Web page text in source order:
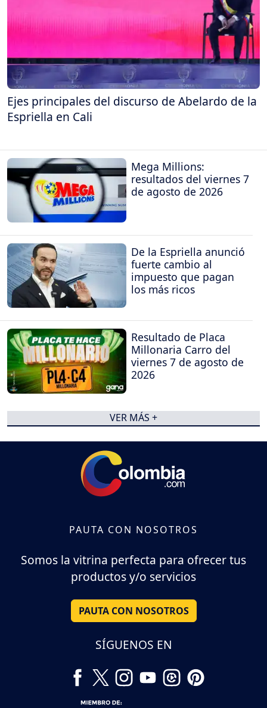
Ejes principales del discurso de Abelardo de la
Espriella en Cali
Mega Millions:
resultados del viernes 7
de agosto de 2026
De la Espriella anunció
fuerte cambio al
impuesto que pagan
los más ricos
Resultado de Placa
Millonaria Carro del
viernes 7 de agosto de
2026
VER MÁS +
PAUTA CON NOSOTROS
Somos la vitrina perfecta para ofrecer tus
productos y/o servicios
PAUTA CON NOSOTROS
SÍGUENOS EN